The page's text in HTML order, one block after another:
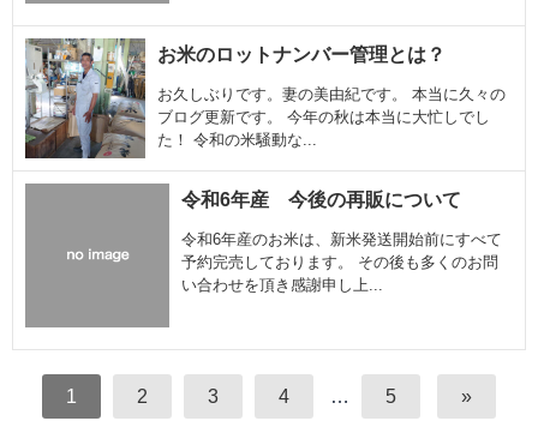
お米のロットナンバー管理とは？
お久しぶりです。妻の美由紀です。 本当に久々の
ブログ更新です。 今年の秋は本当に大忙しでし
た！ 令和の米騒動な...
令和6年産 今後の再販について
令和6年産のお米は、新米発送開始前にすべて
予約完売しております。 その後も多くのお問
い合わせを頂き感謝申し上...
1 2 3 4 … 5 »